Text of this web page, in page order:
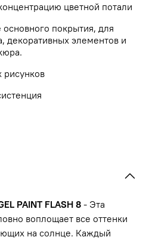
цветной потали
основного покрытия, для
декоративных элементов и
рисунков
PAINT FLASH 8 - Эта
воплощает все оттенки
на солнце. Каждый